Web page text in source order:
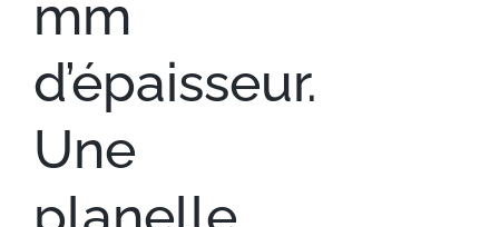
mm
d’épaisseur.
Une